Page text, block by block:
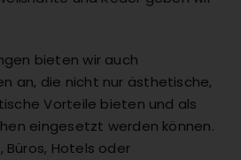
bieten wir auch
an, die nicht nur ästhetische,
Vorteile bieten und als
eingesetzt werden können.
Büros, Hotels oder